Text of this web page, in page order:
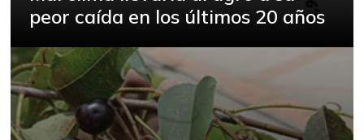
peor caída en los últimos 20 años